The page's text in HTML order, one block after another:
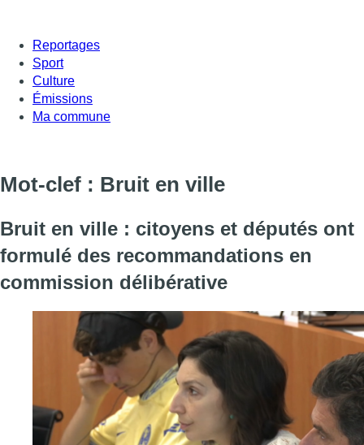
Reportages
Sport
Culture
Émissions
Ma commune
Mot-clef : Bruit en ville
Bruit en ville : citoyens et députés ont
formulé des recommandations en
commission délibérative